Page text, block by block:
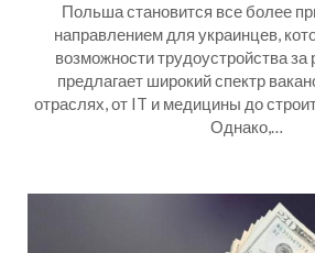
Польша становится все более
направлением для украинцев,
возможности трудоустройства
предлагает широкий спектр
отраслях, от IT и медицины до
Однако,…